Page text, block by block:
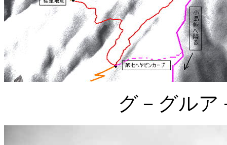
グ－グルア